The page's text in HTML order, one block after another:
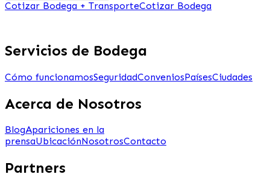
Cotizar Bodega + TransporteCotizar Bodega
Servicios de Bodega
Cómo funcionamosSeguridadConveniosPaísesCiudades
Acerca de Nosotros
BlogApariciones en la
prensaUbicaciónNosotrosContacto
Partners